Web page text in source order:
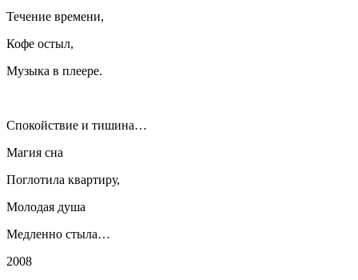
Течение времени,
Кофе остыл,
Музыка в плеере.
Спокойствие и тишина…
Магия сна
Поглотила квартиру,
Молодая душа
Медленно стыла…
2008